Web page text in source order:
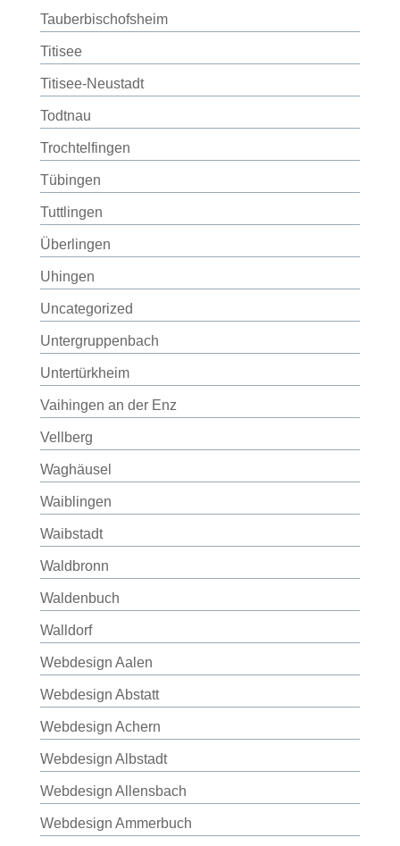
Tauberbischofsheim
Titisee
Titisee-Neustadt
Todtnau
Trochtelfingen
Tübingen
Tuttlingen
Überlingen
Uhingen
Uncategorized
Untergruppenbach
Untertürkheim
Vaihingen an der Enz
Vellberg
Waghäusel
Waiblingen
Waibstadt
Waldbronn
Waldenbuch
Walldorf
Webdesign Aalen
Webdesign Abstatt
Webdesign Achern
Webdesign Albstadt
Webdesign Allensbach
Webdesign Ammerbuch